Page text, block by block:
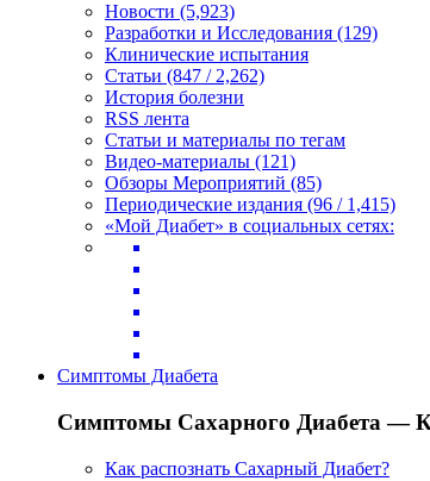
Новости (5,923)
Разработки и Исследования (129)
Клинические испытания
Статьи (847 / 2,262)
История болезни
RSS лента
Статьи и материалы по тегам
Видео-материалы (121)
Обзоры Мероприятий (85)
Периодические издания (96 / 1,415)
«Мой Диабет» в социальных сетях:
Симптомы Диабета
Симптомы Сахарного Диабета —
Как распознать Сахарный Диабет?